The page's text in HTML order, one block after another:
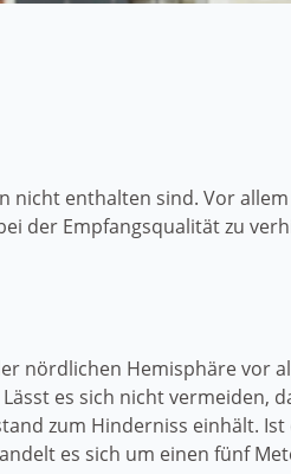
nicht enthalten sind. Vor
der Empfangsqualität zu
nördlichen Hemisphäre vor
es sich nicht vermeiden,
zum Hinderniss einhält. Ist
es sich um einen fünf